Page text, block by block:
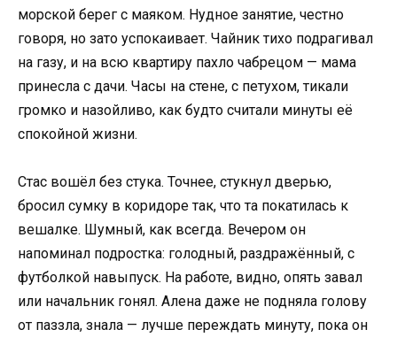
морской берег с маяком. Нудное занятие, честно
говоря, но зато успокаивает. Чайник тихо подрагивал
на газу, и на всю квартиру пахло чабрецом — мама
принесла с дачи. Часы на стене, с петухом, тикали
громко и назойливо, как будто считали минуты её
спокойной жизни.
Стас вошёл без стука. Точнее, стукнул дверью,
бросил сумку в коридоре так, что та покатилась к
вешалке. Шумный, как всегда. Вечером он
напоминал подростка: голодный, раздражённый, с
футболкой навыпуск. На работе, видно, опять завал
или начальник гонял. Алена даже не подняла голову
от паззла, знала — лучше переждать минуту, пока он